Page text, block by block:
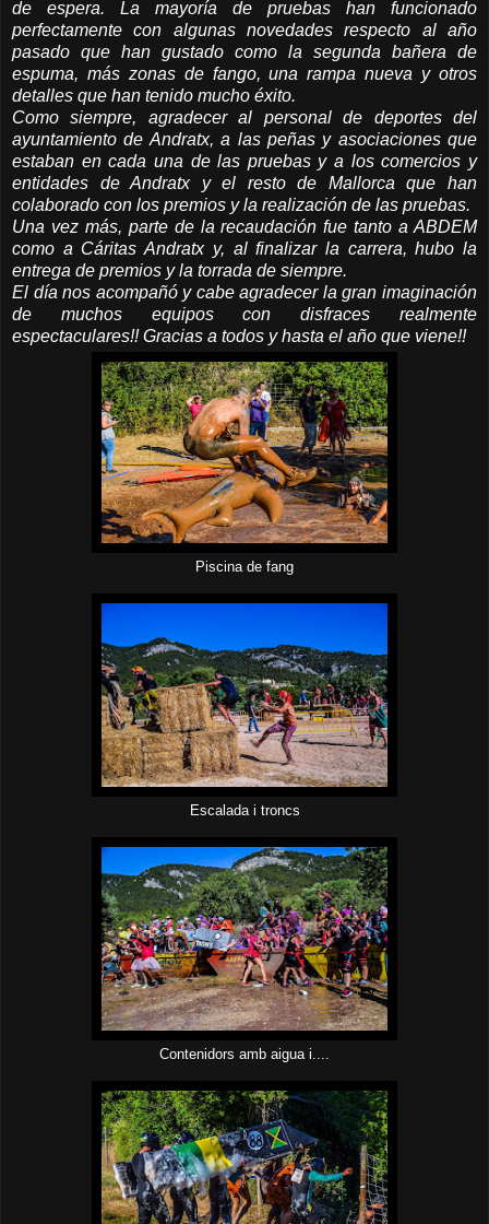
de espera. La mayoría de pruebas han funcionado
perfectamente con algunas novedades respecto al año
pasado que han gustado como la segunda bañera de
espuma, más zonas de fango, una rampa nueva y otros
detalles que han tenido mucho éxito.
Como siempre, agradecer al personal de deportes del
ayuntamiento de Andratx, a las peñas y asociaciones que
estaban en cada una de las pruebas y a los comercios y
entidades de Andratx y el resto de Mallorca que han
colaborado con los premios y la realización de las pruebas.
Una vez más, parte de la recaudación fue tanto a ABDEM
como a Cáritas Andratx y, al finalizar la carrera, hubo la
entrega de premios y la torrada de siempre.
El día nos acompañó y cabe agradecer la gran imaginación
de muchos equipos con disfraces realmente
espectaculares!! Gracias a todos y hasta el año que viene!!
Piscina de fang
Escalada i troncs
Contenidors amb aigua i....